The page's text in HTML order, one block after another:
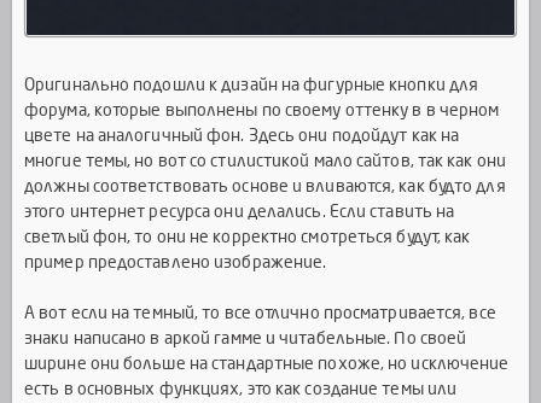
Оригинально подошли к дизайн на фигурные кнопки для
форума, которые выполнены по своему оттенку в в черном
цвете на аналогичный фон. Здесь они подойдут как на
многие темы, но вот со стилистикой мало сайтов, так как они
должны соответствовать основе и вливаются, как будто для
этого интернет ресурса они делались. Если ставить на
светлый фон, то они не корректно смотреться будут, как
пример предоставлено изображение.
А вот если на темный, то все отлично просматривается, все
знаки написано в аркой гамме и читабельные. По своей
ширине они больше на стандартные похоже, но исключение
есть в основных функциях, это как создание темы или